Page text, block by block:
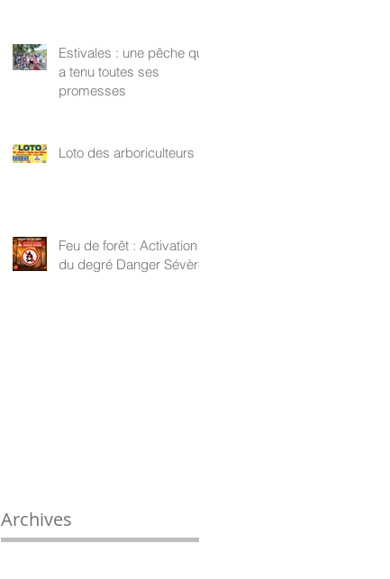
Estivales : une pêche qui
a tenu toutes ses
promesses
Loto des arboriculteurs
Feu de forêt : Activation
du degré Danger Sévère
Archives